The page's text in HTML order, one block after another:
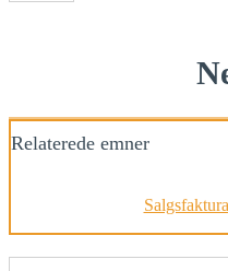
Relaterede emner
Salgsfaktura